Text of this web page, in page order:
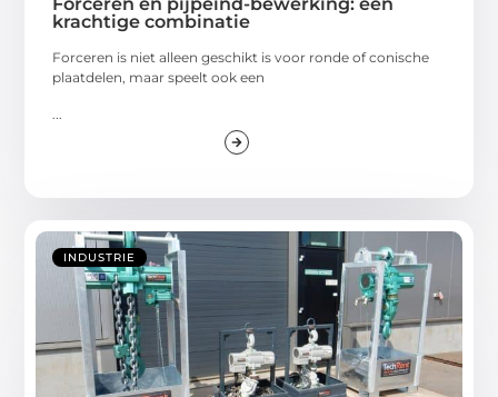
krachtige combinatie
Forceren is niet alleen geschikt is voor ronde of conische
plaatdelen, maar speelt ook een
INDUSTRIE